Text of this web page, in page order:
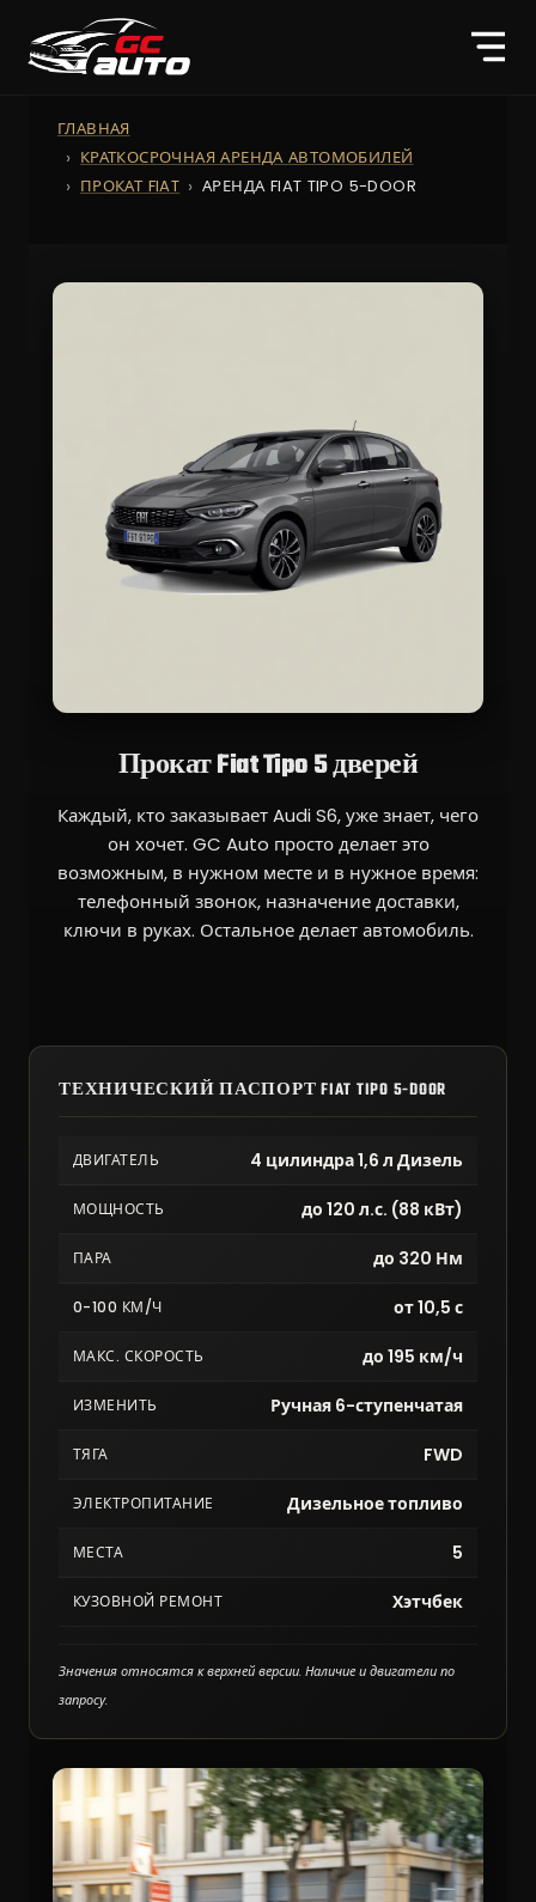
ГЛАВНАЯ
КРАТКОСРОЧНАЯ АРЕНДА АВТОМОБИЛЕЙ
ПРОКАТ FIAT
АРЕНДА FIAT TIPO 5-DOOR
Прокат Fiat Tipo 5 дверей
Каждый, кто заказывает Audi S6, уже знает, чего
он хочет. GC Auto просто делает это
возможным, в нужном месте и в нужное время:
телефонный звонок, назначение доставки,
ключи в руках. Остальное делает автомобиль.
ТЕХНИЧЕСКИЙ ПАСПОРТ FIAT TIPO 5-DOOR
ДВИГАТЕЛЬ 4 цилиндра 1,6 л Дизель
МОЩНОСТЬ до 120 л.с. (88 кВт)
ПАРА до 320 Нм
0-100 КМ/Ч от 10,5 с
МАКС. СКОРОСТЬ до 195 км/ч
ИЗМЕНИТЬ Ручная 6-ступенчатая
ТЯГА FWD
ЭЛЕКТРОПИТАНИЕ Дизельное топливо
МЕСТА 5
КУЗОВНОЙ РЕМОНТ Хэтчбек
Значения относятся к верхней версии. Наличие и двигатели по
запросу.